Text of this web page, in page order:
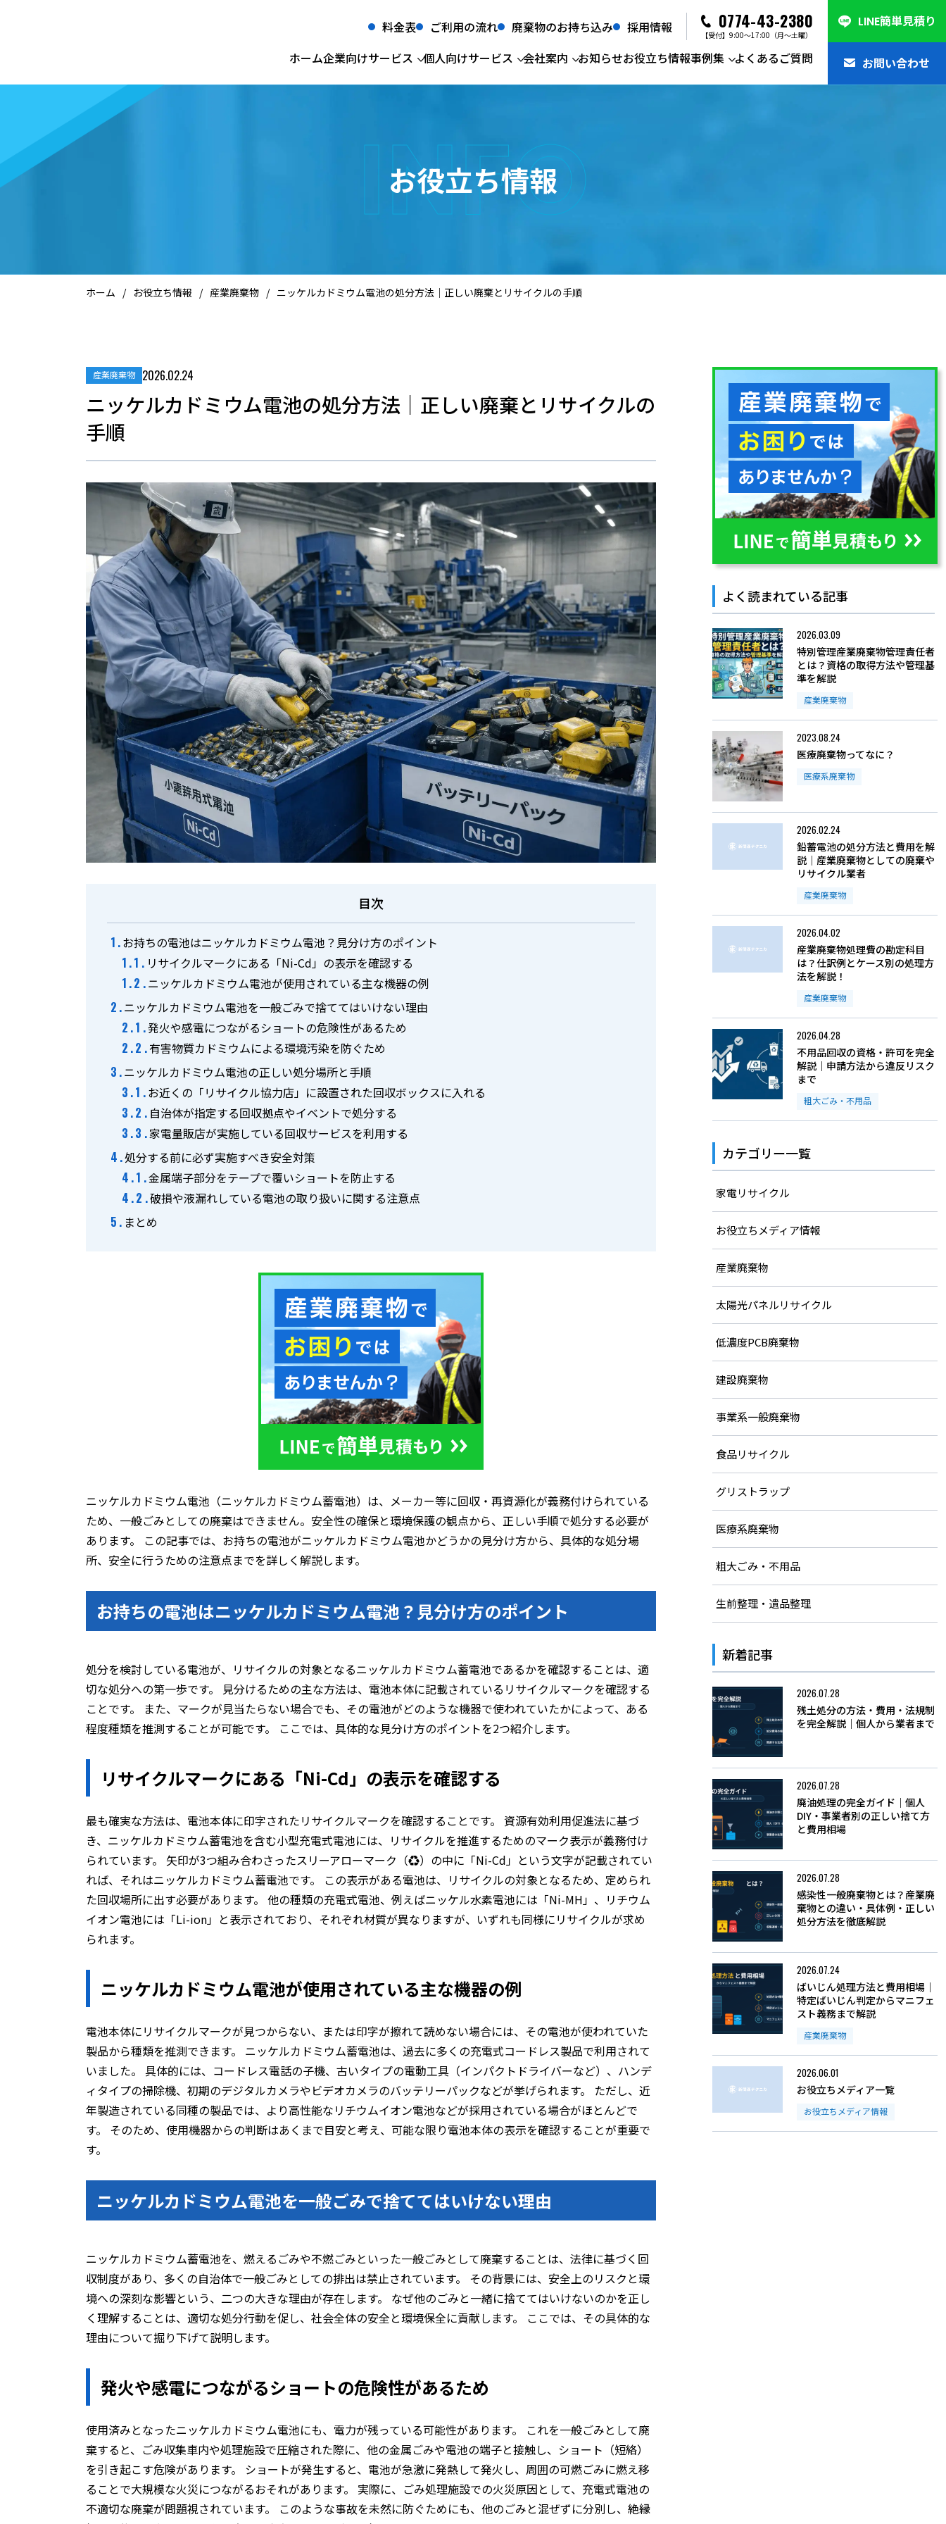
料金表 ご利用の流れ 廃棄物のお持ち込み 採用情報 0774-43-2380
【受付】9:00～17:00（月～土曜）
ホーム企業向けサービス
食品リサイクル
グリストラップ
汚泥
個人向けサービス 会社案内
産業廃棄物
一般廃棄物許認可一覧
所屬団体
一般廃棄物収集車
産業廃棄物中間処理設備
CSR情報
新関西テクニカの強み
お知らせお役立ち情報事例集
太陽光パネルリサイクル
蓄電池リサイクル
低濃度PCB廃棄物
建設廃棄物
食品リサイクル
グリストラップ
汚泥
粗大ごみ・不用品回収
よくあるご質問
LINE簡単見積り
お問い合わせ
INFO
お役立ち情報
ホーム / お役立ち情報 / 産業廃棄物 / ニッケルカドミウム電池の処分方法｜正しい廃棄とリサイクルの手順
産業廃棄物 2026.02.24
ニッケルカドミウム電池の処分方法｜正しい廃棄とリサイクルの
手順
目次
お持ちの電池はニッケルカドミウム電池？見分け方のポイント
リサイクルマークにある「Ni-Cd」の表示を確認する
ニッケルカドミウム電池が使用されている主な機器の例
ニッケルカドミウム電池を一般ごみで捨ててはいけない理由
発火や感電につながるショートの危険性があるため
有害物質カドミウムによる環境汚染を防ぐため
ニッケルカドミウム電池の正しい処分場所と手順
お近くの「リサイクル協力店」に設置された回収ボックスに入れる
自治体が指定する回収拠点やイベントで処分する
家電量販店が実施している回収サービスを利用する
処分する前に必ず実施すべき安全対策
金属端子部分をテープで覆いショートを防止する
破損や液漏れしている電池の取り扱いに関する注意点
まとめ
ニッケルカドミウム電池（ニッケルカドミウム蓄電池）は、メーカー等に回収・再資源化が義務付けられている
ため、一般ごみとしての廃棄はできません。安全性の確保と環境保護の観点から、正しい手順で処分する必要が
あります。 この記事では、お持ちの電池がニッケルカドミウム電池かどうかの見分け方から、具体的な処分場
所、安全に行うための注意点までを詳しく解説します。
お持ちの電池はニッケルカドミウム電池？見分け方のポイント
処分を検討している電池が、リサイクルの対象となるニッケルカドミウム蓄電池であるかを確認することは、適
切な処分への第一歩です。 見分けるための主な方法は、電池本体に記載されているリサイクルマークを確認する
ことです。 また、マークが見当たらない場合でも、その電池がどのような機器で使われていたかによって、ある
程度種類を推測することが可能です。 ここでは、具体的な見分け方のポイントを2つ紹介します。
リサイクルマークにある「Ni-Cd」の表示を確認する
最も確実な方法は、電池本体に印字されたリサイクルマークを確認することです。 資源有効利用促進法に基づ
き、ニッケルカドミウム蓄電池を含む小型充電式電池には、リサイクルを推進するためのマーク表示が義務付け
られています。 矢印が3つ組み合わさったスリーアローマーク（♻）の中に「Ni-Cd」という文字が記載されてい
れば、それはニッケルカドミウム蓄電池です。 この表示がある電池は、リサイクルの対象となるため、定められ
た回収場所に出す必要があります。 他の種類の充電式電池、例えばニッケル水素電池には「Ni-MH」、リチウム
イオン電池には「Li-ion」と表示されており、それぞれ材質が異なりますが、いずれも同様にリサイクルが求め
られます。
ニッケルカドミウム電池が使用されている主な機器の例
電池本体にリサイクルマークが見つからない、または印字が擦れて読めない場合には、その電池が使われていた
製品から種類を推測できます。 ニッケルカドミウム蓄電池は、過去に多くの充電式コードレス製品で利用されて
いました。 具体的には、コードレス電話の子機、古いタイプの電動工具（インパクトドライバーなど）、ハンデ
ィタイプの掃除機、初期のデジタルカメラやビデオカメラのバッテリーパックなどが挙げられます。 ただし、近
年製造されている同種の製品では、より高性能なリチウムイオン電池などが採用されている場合がほとんどで
す。 そのため、使用機器からの判断はあくまで目安と考え、可能な限り電池本体の表示を確認することが重要で
す。
ニッケルカドミウム電池を一般ごみで捨ててはいけない理由
ニッケルカドミウム蓄電池を、燃えるごみや不燃ごみといった一般ごみとして廃棄することは、法律に基づく回
収制度があり、多くの自治体で一般ごみとしての排出は禁止されています。 その背景には、安全上のリスクと環
境への深刻な影響という、二つの大きな理由が存在します。 なぜ他のごみと一緒に捨ててはいけないのかを正し
く理解することは、適切な処分行動を促し、社会全体の安全と環境保全に貢献します。 ここでは、その具体的な
理由について掘り下げて説明します。
発火や感電につながるショートの危険性があるため
使用済みとなったニッケルカドミウム電池にも、電力が残っている可能性があります。 これを一般ごみとして廃
棄すると、ごみ収集車内や処理施設で圧縮された際に、他の金属ごみや電池の端子と接触し、ショート（短絡）
を引き起こす危険があります。 ショートが発生すると、電池が急激に発熱して発火し、周囲の可燃ごみに燃え移
ることで大規模な火災につながるおそれがあります。 実際に、ごみ処理施設での火災原因として、充電式電池の
不適切な廃棄が問題視されています。 このような事故を未然に防ぐためにも、他のごみと混ぜずに分別し、絶縁
よく読まれている記事
2026.03.09
特別管理産業廃棄物管理責任者
とは？資格の取得方法や管理基
準を解説
産業廃棄物
2023.08.24
医療廃棄物ってなに？
医療系廃棄物
2026.02.24
鉛蓄電池の処分方法と費用を解
説｜産業廃棄物としての廃棄や
リサイクル業者
産業廃棄物
2026.04.02
産業廃棄物処理費の勘定科目
は？仕訳例とケース別の処理方
法を解説！
産業廃棄物
2026.04.28
不用品回収の資格・許可を完全
解説｜申請方法から違反リスク
まで
粗大ごみ・不用品
カテゴリー一覧
家電リサイクル
お役立ちメディア情報
産業廃棄物
太陽光パネルリサイクル
低濃度PCB廃棄物
建設廃棄物
事業系一般廃棄物
食品リサイクル
グリストラップ
医療系廃棄物
粗大ごみ・不用品
生前整理・遺品整理
新着記事
2026.07.28
残土処分の方法・費用・法規制
を完全解説｜個人から業者まで
2026.07.28
廃油処理の完全ガイド｜個人
DIY・事業者別の正しい捨て方
と費用相場
2026.07.28
感染性一般廃棄物とは？産業廃
棄物との違い・具体例・正しい
処分方法を徹底解説
2026.07.24
ばいじん処理方法と費用相場｜
特定ばいじん判定からマニフェ
スト義務まで解説
産業廃棄物
2026.06.01
お役立ちメディア一覧
お役立ちメディア情報